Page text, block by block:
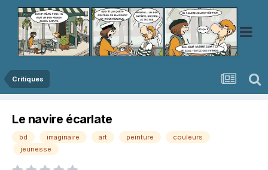
Critiques
Le navire écarlate
bd imaginaire art peinture
couleurs
jeunesse